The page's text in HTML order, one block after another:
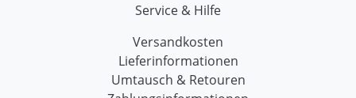
Service & Hilfe
Versandkosten
Lieferinformationen
Umtausch & Retouren